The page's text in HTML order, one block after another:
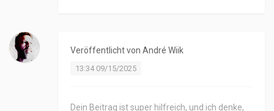
Veröffentlicht von André Wiik
13:34 09/15/2025
Dein Beitrag ist super hilfreich, und ich denke,